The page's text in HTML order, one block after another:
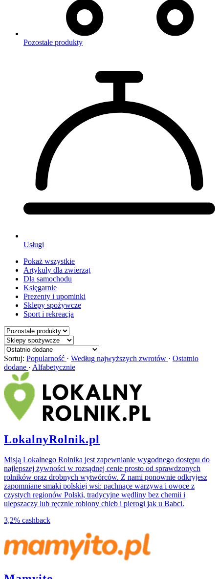
Pozostałe produkty
Usługi
Pokaż wszystkie
Artykuły dla zwierząt
Dla samochodu
Księgarnie
Prezenty i upominki
Sklepy spożywcze
Sport i rekreacja
Sortuj: Popularność · Według najwyższych zwrotów · Ostatnio
dodane · Alfabetycznie
LokalnyRolnik.pl
Misją Lokalnego Rolnika jest zapewnianie wygodnego dostępu do
najlepszej żywności w rozsądnej cenie prosto od sprawdzonych
rolników oraz drobnych wytwórców. Z nami ponownie odkryjesz
zapomniane smaki polskiej wsi: pachnące warzywa i owoce z
czystych regionów Polski, tradycyjne wędliny bez chemii i
ulepszaczy lub ręcznie robiony chleb i pierogi jak u Babci.
3,2% cashback